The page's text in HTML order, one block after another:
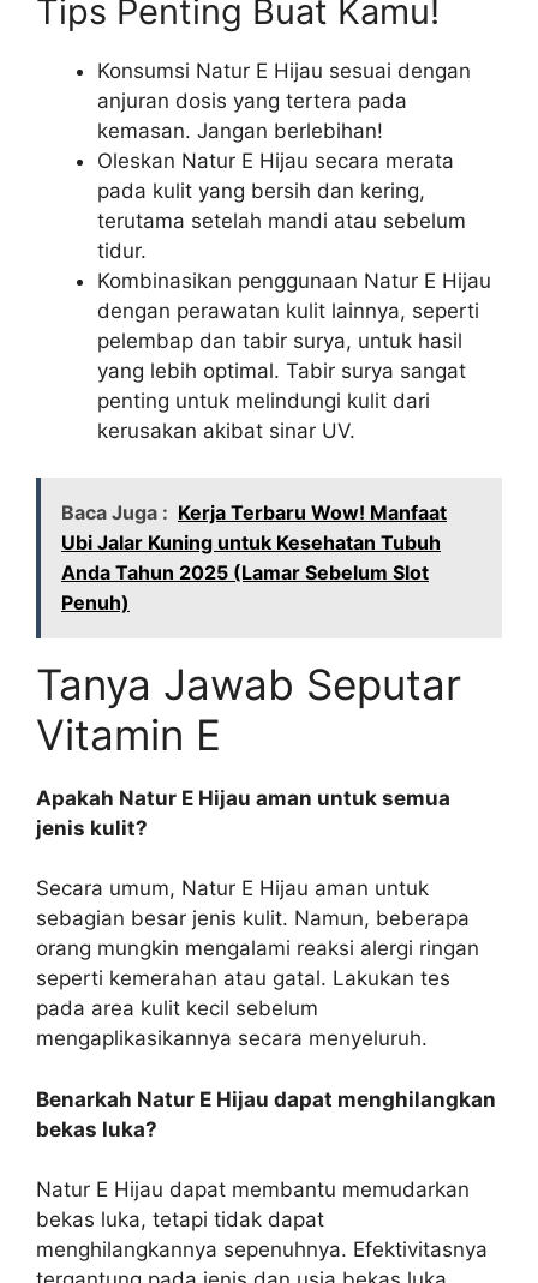
Tips Penting Buat Kamu!
Konsumsi Natur E Hijau sesuai dengan
anjuran dosis yang tertera pada
kemasan. Jangan berlebihan!
Oleskan Natur E Hijau secara merata
pada kulit yang bersih dan kering,
terutama setelah mandi atau sebelum
tidur.
Kombinasikan penggunaan Natur E Hijau
dengan perawatan kulit lainnya, seperti
pelembap dan tabir surya, untuk hasil
yang lebih optimal. Tabir surya sangat
penting untuk melindungi kulit dari
kerusakan akibat sinar UV.
Baca Juga : Kerja Terbaru Wow! Manfaat
Ubi Jalar Kuning untuk Kesehatan Tubuh
Anda Tahun 2025 (Lamar Sebelum Slot
Penuh)
Tanya Jawab Seputar
Vitamin E
Apakah Natur E Hijau aman untuk semua
jenis kulit?
Secara umum, Natur E Hijau aman untuk
sebagian besar jenis kulit. Namun, beberapa
orang mungkin mengalami reaksi alergi ringan
seperti kemerahan atau gatal. Lakukan tes
pada area kulit kecil sebelum
mengaplikasikannya secara menyeluruh.
Benarkah Natur E Hijau dapat menghilangkan
bekas luka?
Natur E Hijau dapat membantu memudarkan
bekas luka, tetapi tidak dapat
menghilangkannya sepenuhnya. Efektivitasnya